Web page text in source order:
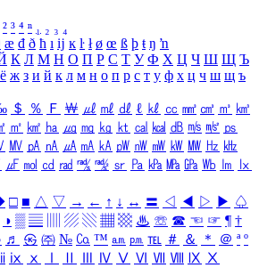
² ³ ⁴ ⁿ ₁ ₂ ₃ ₄
æ đ ð ħ ı ĳ ĸ ŀ ł ø œ ß þ ŧ ŋ ŉ
К Л М Н О П Р С Т У Ф Х Ц Ч Ш Щ Ъ
ё ж з и й к л м н о п р с т у ф х ц ч ш щ ъ
＄ ％ Ｆ ￦ ㎕ ㎖ ㎗ ℓ ㎘ ㏄ ㎣ ㎤ ㎥ ㎦
㎡ ㎢ ㏊ ㎍ ㎎ ㎏ ㏏ ㎈ ㎉ ㏈ ㎧ ㎨ ㎰
㎹ ㎀ ㎁ ㎂ ㎃ ㎄ ㎺ ㎻ ㎽ ㎾ ㎿ ㎐ ㎑
㎌ ㏖ ㏅ ㎭ ㎮ ㎯ ㏛ ㎩ ㎪ ㎫ ㎬ ㏝ ㏐
㏓
□ ■ △ ▽ → ← ↑ ↓ ↔ 〓 ◁ ◀ ▷ ▶ ♤
◑ ▒ ▤ ▨ ▧ ▦ ▩ ♨ ☏ ☎ ☜ ☞ ¶ †
♬ ㉿ ㈜ № ㏇ ™ ㏂ ㏘ ℡ ＃ ＆ ＊ ＠ ª º
ⅸ ⅹ Ⅳ Ⅴ Ⅵ Ⅶ Ⅷ Ⅸ Ⅹ